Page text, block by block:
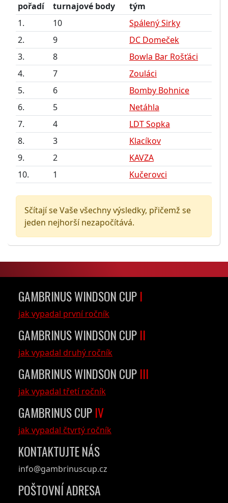
pořadí turnajové body
tým
1.
10
Spálený Sirky
2.
9
DC Domeček
3.
8
Bowla Bar Rošťáci
4.
7
Zouláci
5.
6
Bomby Bohnice
6.
5
Netáhla
7.
4
LDT Sopka
8.
3
Klacíkov
9.
2
KAVZA
10.
1 Kučerovci
Sčítají se Vaše všechny výsledky, přičemž se
jeden nejhorší nezapočítává.
GAMBRINUS WINDSON CUP I
jak vypadal první ročník
GAMBRINUS WINDSON CUP II
jak vypadal druhý ročník
GAMBRINUS WINDSON CUP III
jak vypadal třetí ročník
GAMBRINUS CUP IV
jak vypadal čtvrtý ročník
KONTAKTUJTE NÁS
info@gambrinuscup.cz
POŠTOVNÍ ADRESA